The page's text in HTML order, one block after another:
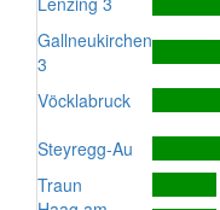
Gallneukirchen
3
Vöcklabruck
Steyregg-Au
Traun